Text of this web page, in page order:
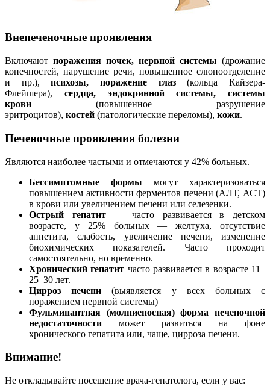
Внепеченочные проявления
Включают поражения почек, нервной системы (дрожание
конечностей, нарушение речи, повышенное слюноотделение
и пр.),психозы, поражение глаз(кольца Кайзера-
Флейшера), сердца, эндокринной системы, системы
крови (повышенное разрушение
эритроцитов), костей (патологические переломы), кожи.
Печеночные проявления болезни
Являются наиболее частыми и отмечаются у 42% больных.
Бессимптомные формы могут характеризоваться
повышением активности ферментов печени (АЛТ, АСТ)
в крови или увеличением печени или селезенки.
Острый гепатит— часто развивается в детском
возрасте, у 25% больных — желтуха, отсутствие
аппетита, слабость, увеличение печени, изменение
биохимических показателей. Часто проходит
самостоятельно, но временно.
Хронический гепатит часто развивается в возрасте 11–
25–30 лет.
Цирроз печени (выявляется у всех больных с
поражением нервной системы)
Фульминантная (молниеносная) форма печеночной
недостаточности может развиться на фоне
хронического гепатита или, чаще, цирроза печени.
Внимание!
Не откладывайте посещение врача-гепатолога, если у вас: